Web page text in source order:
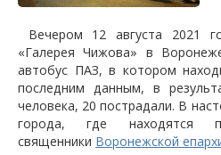
Вечером 12 августа 2021
«Галерея Чижова» в
автобус ПАЗ, в котором
последним данным, в
человека, 20 пострадали. В
города, где находятся
священники Воронежской